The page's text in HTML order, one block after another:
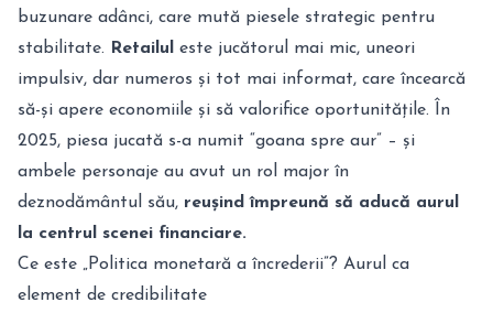
buzunare adânci, care mută piesele strategic pentru
stabilitate.
Retailul
este jucătorul mai mic, uneori
impulsiv, dar numeros și tot mai informat, care încearcă
să-și apere economiile și să valorifice oportunitățile. În
2025, piesa jucată s-a numit “goana spre aur” – și
ambele personaje au avut un rol major în
deznodământul său, reușind împreună să aducă aurul
la centrul scenei financiare.
Ce este „Politica monetară a încrederii”? Aurul ca
element de credibilitate